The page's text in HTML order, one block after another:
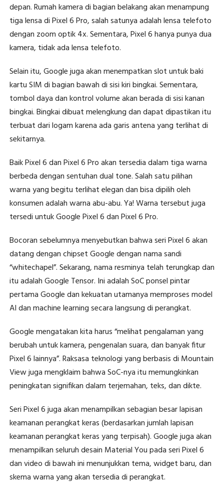
depan. Rumah kamera di bagian belakang akan menampung
tiga lensa di Pixel 6 Pro, salah satunya adalah lensa telefoto
dengan zoom optik 4x. Sementara, Pixel 6 hanya punya dua
kamera, tidak ada lensa telefoto.
Selain itu, Google juga akan menempatkan slot untuk baki
kartu SIM di bagian bawah di sisi kiri bingkai. Sementara,
tombol daya dan kontrol volume akan berada di sisi kanan
bingkai. Bingkai dibuat melengkung dan dapat dipastikan itu
terbuat dari logam karena ada garis antena yang terlihat di
sekitarnya.
Baik Pixel 6 dan Pixel 6 Pro akan tersedia dalam tiga warna
berbeda dengan sentuhan dual tone. Salah satu pilihan
warna yang begitu terlihat elegan dan bisa dipilih oleh
konsumen adalah warna abu-abu. Ya! Warna tersebut juga
tersedi untuk Google Pixel 6 dan Pixel 6 Pro.
Bocoran sebelumnya menyebutkan bahwa seri Pixel 6 akan
datang dengan chipset Google dengan nama sandi
“whitechapel”. Sekarang, nama resminya telah terungkap dan
itu adalah Google Tensor. Ini adalah SoC ponsel pintar
pertama Google dan kekuatan utamanya memproses model
AI dan machine learning secara langsung di perangkat.
Google mengatakan kita harus “melihat pengalaman yang
berubah untuk kamera, pengenalan suara, dan banyak fitur
Pixel 6 lainnya”. Raksasa teknologi yang berbasis di Mountain
View juga mengklaim bahwa SoC-nya itu memungkinkan
peningkatan signifikan dalam terjemahan, teks, dan dikte.
Seri Pixel 6 juga akan menampilkan sebagian besar lapisan
keamanan perangkat keras (berdasarkan jumlah lapisan
keamanan perangkat keras yang terpisah). Google juga akan
menampilkan seluruh desain Material You pada seri Pixel 6
dan video di bawah ini menunjukkan tema, widget baru, dan
skema warna yang akan tersedia di perangkat.